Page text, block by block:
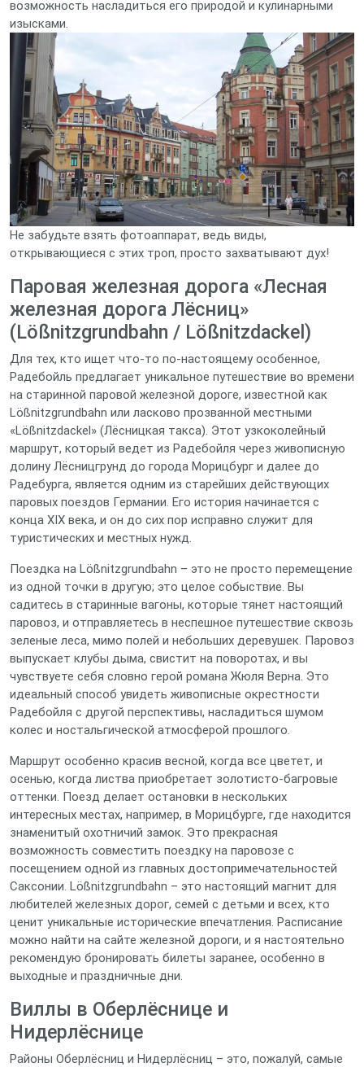
возможность насладиться его природой и кулинарными
изысками.
Не забудьте взять фотоаппарат, ведь виды,
открывающиеся с этих троп, просто захватывают дух!
Паровая железная дорога «Лесная
железная дорога Лёсниц»
(Lößnitzgrundbahn / Lößnitzdackel)
Для тех, кто ищет что-то по-настоящему особенное,
Радебойль предлагает уникальное путешествие во времени
на старинной паровой железной дороге, известной как
Lößnitzgrundbahn или ласково прозванной местными
«Lößnitzdackel» (Лёсницкая такса). Этот узкоколейный
маршрут, который ведет из Радебойля через живописную
долину Лёсницгрунд до города Морицбург и далее до
Радебурга, является одним из старейших действующих
паровых поездов Германии. Его история начинается с
конца XIX века, и он до сих пор исправно служит для
туристических и местных нужд.
Поездка на Lößnitzgrundbahn – это не просто перемещение
из одной точки в другую; это целое собыствие. Вы
садитесь в старинные вагоны, которые тянет настоящий
паровоз, и отправляетесь в неспешное путешествие сквозь
зеленые леса, мимо полей и небольших деревушек. Паровоз
выпускает клубы дыма, свистит на поворотах, и вы
чувствуете себя словно герой романа Жюля Верна. Это
идеальный способ увидеть живописные окрестности
Радебойля с другой перспективы, насладиться шумом
колес и ностальгической атмосферой прошлого.
Маршрут особенно красив весной, когда все цветет, и
осенью, когда листва приобретает золотисто-багровые
оттенки. Поезд делает остановки в нескольких
интересных местах, например, в Морицбурге, где находится
знаменитый охотничий замок. Это прекрасная
возможность совместить поездку на паровозе с
посещением одной из главных достопримечательностей
Саксонии. Lößnitzgrundbahn – это настоящий магнит для
любителей железных дорог, семей с детьми и всех, кто
ценит уникальные исторические впечатления. Расписание
можно найти на сайте железной дороги, и я настоятельно
рекомендую бронировать билеты заранее, особенно в
выходные и праздничные дни.
Виллы в Оберлёснице и
Нидерлёснице
Районы Оберлёсниц и Нидерлёсниц – это, пожалуй, самые